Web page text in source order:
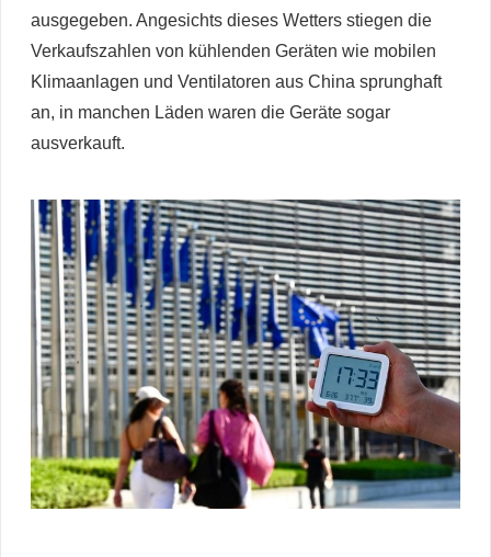
ausgegeben. Angesichts dieses Wetters stiegen die
Verkaufszahlen von kühlenden Geräten wie mobilen
Klimaanlagen und Ventilatoren aus China sprunghaft
an, in manchen Läden waren die Geräte sogar
ausverkauft.